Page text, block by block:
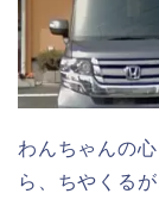
わんちゃんの
ら、ちやくるが